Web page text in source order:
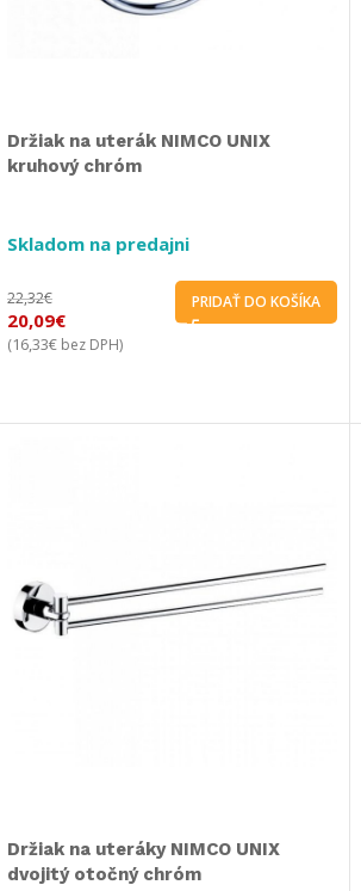
Držiak na uterák NIMCO UNIX
kruhový chróm
Skladom na predajni
22,32€
20,09€
(16,33€ bez DPH)
PRIDAŤ DO KOŠÍKA
Držiak na uteráky NIMCO UNIX
dvojitý otočný chróm